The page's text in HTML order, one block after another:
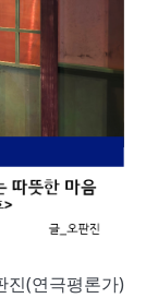
진(연극평론가)